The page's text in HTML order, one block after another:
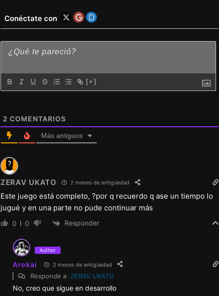
Conéctate con
[+]
2 COMENTARIOS
Más antiguos
ZERAV UKATO 2 meses de antigüedad
Este juego está completo, ?por q recuerdo q ase un tiempo lo
jugué y en una parte no pude continuar más
0 0 Responder
Author
Arokai 2 meses de antigüedad
Responde a ZERAV UKATO
No, creo que sigue en desarrollo